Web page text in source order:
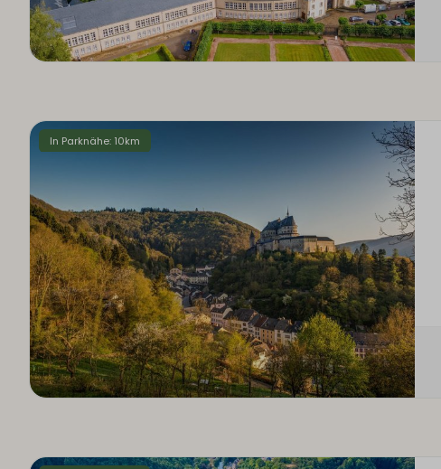
In Parknähe: 10km